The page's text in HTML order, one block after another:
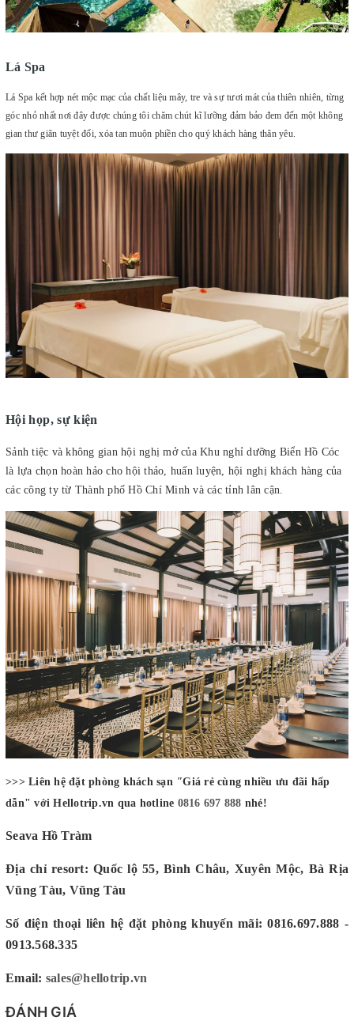
Lá Spa
Lá Spa kết hợp nét mộc mạc của chất liệu mây, tre và sự tươi mát của thiên nhiên, từng
góc nhỏ nhất nơi đây được chúng tôi chăm chút kĩ lưỡng đảm bảo đem đến một không
gian thư giãn tuyệt đối, xóa tan muộn phiền cho quý khách hàng thân yêu.
Hội họp, sự kiện
Sảnh tiệc và không gian hội nghị mở của Khu nghỉ dưỡng Biển Hồ Cóc
là lựa chọn hoàn hảo cho hội thảo, huấn luyện, hội nghị khách hàng của
các công ty từ Thành phố Hồ Chí Minh và các tỉnh lân cận.
>>> Liên hệ đặt phòng khách sạn "Giá rẻ cùng nhiều ưu đãi hấp
dẫn" với Hellotrip.vn qua hotline 0816 697 888 nhé!
Seava Hồ Tràm
Địa chỉ resort: Quốc lộ 55, Bình Châu, Xuyên Mộc, Bà Rịa
Vũng Tàu, Vũng Tàu
Số điện thoại liên hệ đặt phòng khuyến mãi: 0816.697.888 -
0913.568.335
Email: sales@hellotrip.vn
ĐÁNH GIÁ